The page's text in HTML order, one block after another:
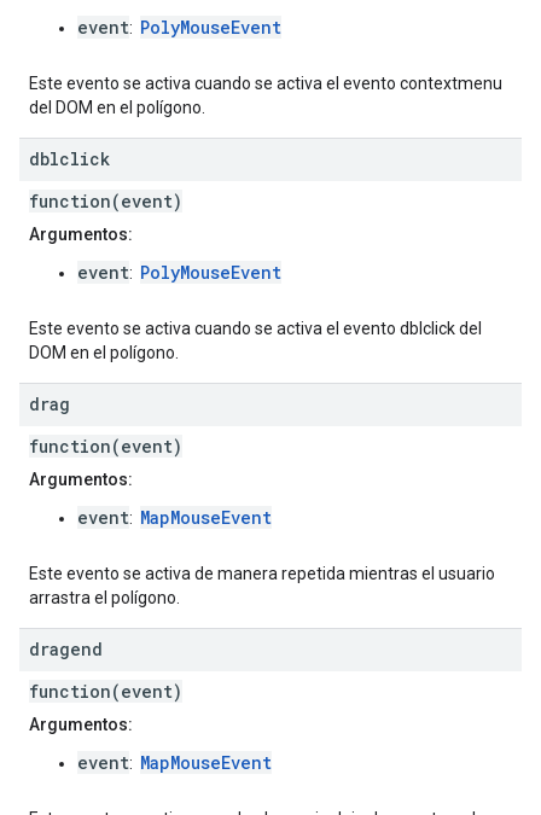
event: PolyMouseEvent
Este evento se activa cuando se activa el evento contextmenu
del DOM en el polígono.
dblclick
function(event)
Argumentos:
event: PolyMouseEvent
Este evento se activa cuando se activa el evento dblclick del
DOM en el polígono.
drag
function(event)
Argumentos:
event: MapMouseEvent
Este evento se activa de manera repetida mientras el usuario
arrastra el polígono.
dragend
function(event)
Argumentos:
event: MapMouseEvent